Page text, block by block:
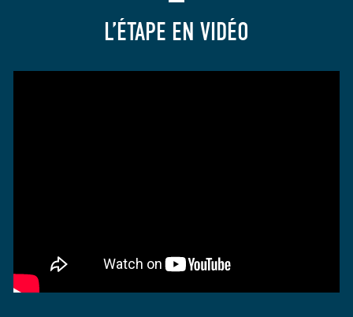
L’ÉTAPE EN VIDÉO